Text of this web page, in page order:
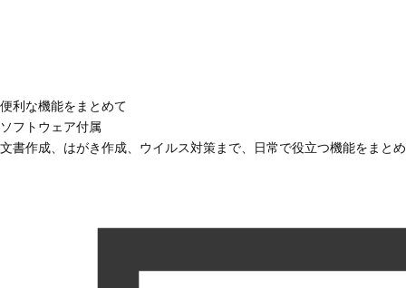
便利な機能をまとめて
ソフトウェア付属
文書作成、はがき作成、ウイルス対策まで、日常で役立つ機能をまと